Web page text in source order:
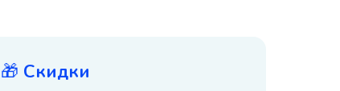
🎁 Скидки